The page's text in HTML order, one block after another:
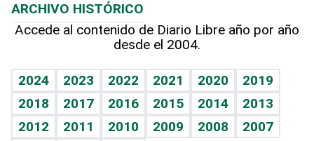
Hablando con el pediatra
Vida y familia
Eñe
Celebrando la vida
TBT Deportivo
Más firmas
Hecho en casa
Guía del dinero
Cumpleaños
Horóscopos
Crucigramas
ARCHIVO HISTÓRICO
Accede al contenido de Diario Libre año por año
desde el 2004.
2024 2023 2022 2021 2020
2019
2018
2017 2016 2015 2014
2013
2012
2011 2010 2009 2008 2007